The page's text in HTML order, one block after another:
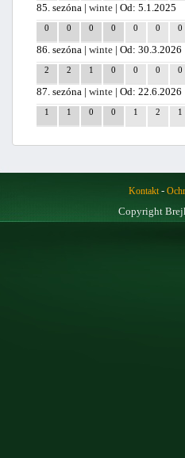
85. sezóna |winte | Od: 5.1.2025
0 0 0 0 0 0 0
86. sezóna |winte | Od: 30.3.2026
2 2 1 0 0 0 0
87. sezóna |winte | Od: 22.6.2026
1 1 0 0 1 2 1
Kontakt-
Copyright